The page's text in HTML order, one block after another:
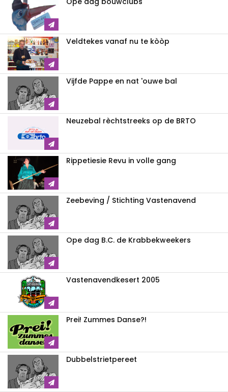
Veldtekes vanaf nu te kòòp
Vijfde Pappe en nat 'ouwe bal
Neuzebal rèchtstreeks op de BRTO
Rippetiesie Revu in volle gang
Zeebeving / Stichting Vastenavend
Ope dag B.C. de Krabbekweekers
Vastenavendkesert 2005
Prei! Zummes Danse?!
Dubbelstrietpereet